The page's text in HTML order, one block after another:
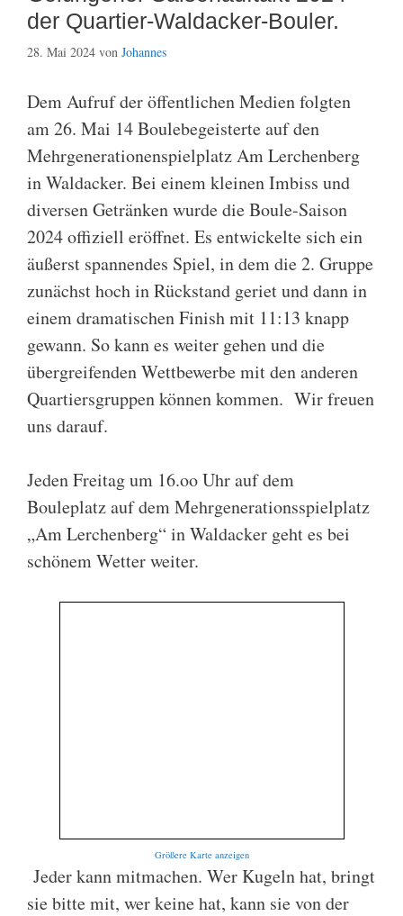
der Quartier-Waldacker-Bouler.
28. Mai 2024 von Johannes
Dem Aufruf der öffentlichen Medien folgten
am 26. Mai 14 Boulebegeisterte auf den
Mehrgenerationenspielplatz Am Lerchenberg
in Waldacker. Bei einem kleinen Imbiss und
diversen Getränken wurde die Boule-Saison
2024 offiziell eröffnet. Es entwickelte sich ein
äußerst spannendes Spiel, in dem die 2. Gruppe
zunächst hoch in Rückstand geriet und dann in
einem dramatischen Finish mit 11:13 knapp
gewann. So kann es weiter gehen und die
übergreifenden Wettbewerbe mit den anderen
Quartiersgruppen können kommen. Wir freuen
uns darauf.
Jeden Freitag um 16.oo Uhr auf dem
Bouleplatz auf dem Mehrgenerationsspielplatz
„Am Lerchenberg“ in Waldacker geht es bei
schönem Wetter weiter.
Größere Karte anzeigen
Jeder kann mitmachen. Wer Kugeln hat, bringt
sie bitte mit, wer keine hat, kann sie von der